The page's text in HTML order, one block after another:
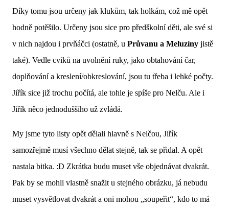
Díky tomu jsou určeny jak klukům, tak holkám, což mě opět
hodně potěšilo. Určeny jsou sice pro předškolní děti, ale své si
v nich najdou i prvňáčci (ostatně, u Průvanu a Meluzíny jistě
také). Vedle cviků na uvolnění ruky, jako obtahování čar,
doplňování a kreslení/obkreslování, jsou tu třeba i lehké počty.
Jiřík sice již trochu počítá, ale tohle je spíše pro Nelču. Ale i
Jiřík něco jednoduššího už zvládá.
My jsme tyto listy opět dělali hlavně s Nelčou, Jiřík
samozřejmě musí všechno dělat stejně, tak se přidal. A opět
nastala bitka. :D Zkrátka budu muset vše objednávat dvakrát.
Pak by se mohli vlastně snažit u stejného obrázku, já nebudu
muset vysvětlovat dvakrát a oni mohou „soupeřit“, kdo to má